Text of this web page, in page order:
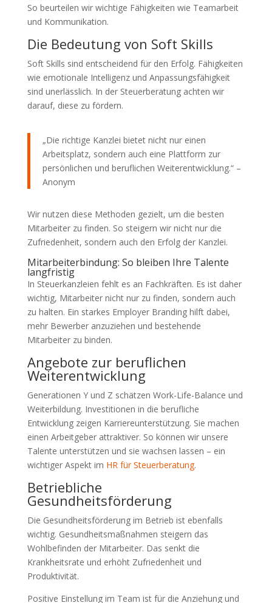
So beurteilen wir wichtige Fähigkeiten wie Teamarbeit
und Kommunikation.
Die Bedeutung von Soft Skills
Soft Skills sind entscheidend für den Erfolg. Fähigkeiten
wie emotionale Intelligenz und Anpassungsfähigkeit
sind unerlässlich. In der Steuerberatung achten wir
darauf, diese zu fördern.
„Die richtige Kanzlei bietet nicht nur einen
Arbeitsplatz, sondern auch eine Plattform zur
persönlichen und beruflichen Weiterentwicklung.“ –
Anonym
Wir nutzen diese Methoden gezielt, um die besten
Mitarbeiter zu finden. So steigern wir nicht nur die
Zufriedenheit, sondern auch den Erfolg der Kanzlei.
Mitarbeiterbindung: So bleiben Ihre Talente
langfristig
In Steuerkanzleien fehlt es an Fachkräften. Es ist daher
wichtig, Mitarbeiter nicht nur zu finden, sondern auch
zu halten. Ein starkes Employer Branding hilft dabei,
mehr Bewerber anzuziehen und bestehende
Mitarbeiter zu binden.
Angebote zur beruflichen
Weiterentwicklung
Generationen Y und Z schätzen Work-Life-Balance und
Weiterbildung. Investitionen in die berufliche
Entwicklung zeigen Karriereunterstützung. Sie machen
einen Arbeitgeber attraktiver. So können wir unsere
Talente unterstützen und sie wachsen lassen – ein
wichtiger Aspekt im HR für Steuerberatung.
Betriebliche
Gesundheitsförderung
Die Gesundheitsförderung im Betrieb ist ebenfalls
wichtig. Gesundheitsmaßnahmen steigern das
Wohlbefinden der Mitarbeiter. Das senkt die
Krankheitsrate und erhöht Zufriedenheit und
Produktivität.
Positive Einstellung im Team ist für die Anziehung und